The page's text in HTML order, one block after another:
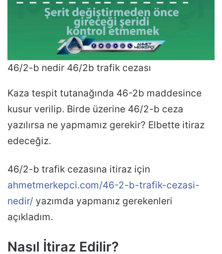
46/2-b nedir 46/2b trafik cezası
Kaza tespit tutanağında 46-2b maddesince
kusur verilip. Birde üzerine 46/2-b ceza
yazılırsa ne yapmamız gerekir? Elbette itiraz
edeceğiz.
46/2-b trafik cezasına itiraz için
ahmetmerkepci.com/46-2-b-trafik-cezasi-
nedir/ yazımda yapmanız gerekenleri
açıkladım.
Nasıl İtiraz Edilir?